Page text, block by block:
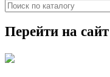
Перейти на сайт